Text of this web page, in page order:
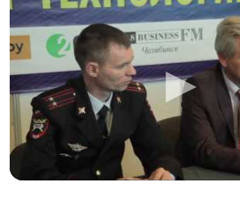
транспорта Челябинской области;
— представитель Челябинского
центра навигационно —
технологий (ЧРЦНИТ)
Тема 8: «Оснащение
транспорта валидаторами
датчиками мониторинга
т.д.»
Спикер: представитель МУП
Перерыв — 10 минут